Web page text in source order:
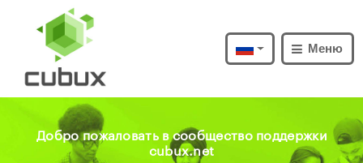
Меню
Добро пожаловать в сообщество поддержки
cubux.net